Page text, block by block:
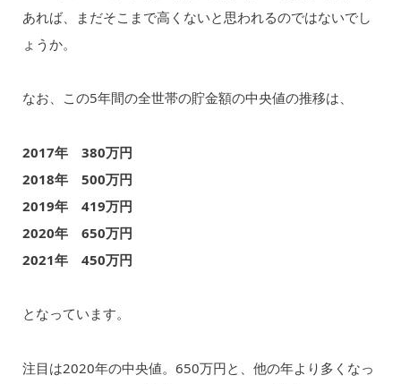
あれば、まだそこまで高くないと思われるのではないでし
ょうか。
なお、この5年間の全世帯の貯金額の中央値の推移は、
2017年 380万円
2018年 500万円
2019年 419万円
2020年 650万円
2021年 450万円
となっています。
注目は2020年の中央値。650万円と、他の年より多くなっ